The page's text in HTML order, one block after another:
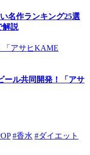
名作ランキング25選
解説
ール共同開発！「アサ
#香水 #ダイエット